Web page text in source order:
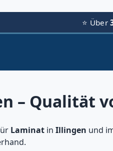
⭐ Über
– Qualität
Laminat in Illingen und